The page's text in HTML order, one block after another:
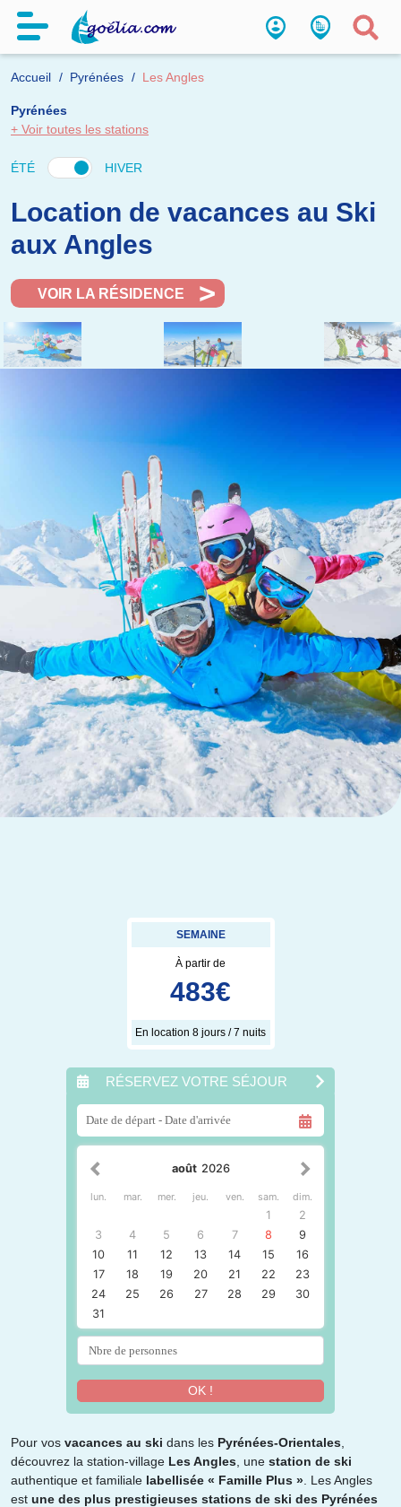
Accueil Pyrénées Les Angles
Pyrénées
+ Voir toutes les stations
ÉTÉ HIVER
Location de vacances au Ski
aux Angles
VOIR LA RÉSIDENCE
SEMAINE
À partir de
483€
En location 8 jours / 7 nuits
RÉSERVEZ VOTRE SÉJOUR
août 2026
lun. mar. mer. jeu. ven. sam. dim.
1
2
3
4 5 6 7 8
9
10
11 12 13 14 15
16
17
18 19 20 21 22
23
24
25 26 27 28 29
30
31
OK !
Pour vos vacances au ski dans les Pyrénées-Orientales
découvrez la station-village Les Angles , une station de ski
authentique et familiale labellisée « Famille Plus » . Les Angles
est une des plus prestigieuses stations de ski des Pyrénées